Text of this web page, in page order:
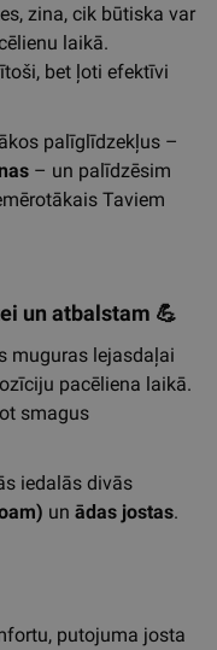
zina, cik būtiska var
laikā.
bet ļoti efektīvi
palīglīdzekļus –
– un palīdzēsim
Taviem
un atbalstam 💪
muguras lejasdaļai
pacēliena laikā.
smagus
iedalās divās
un ādas jostas.
putojuma josta